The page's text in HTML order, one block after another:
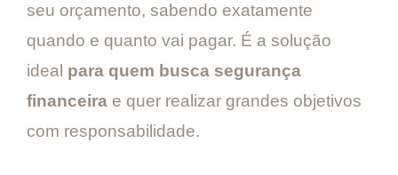
seu orçamento, sabendo exatamente
quando e quanto vai pagar. É a solução
ideal para quem busca segurança
financeira e quer realizar grandes objetivos
com responsabilidade.